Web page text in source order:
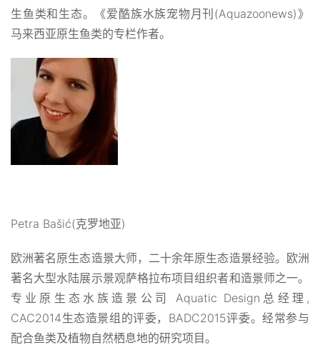
生鱼类和生态。《爱酷族水族宠物月刊(Aquazoonews)》
马来西亚原生鱼类的专栏作者。
Petra Bašić(克罗地亚)
欧洲著名原生态造景大师，二十余年原生态造景经验。欧洲
著名大型水陆展示景观萨格拉布项目组织者和造景师之一。
专业原生态水族造景公司 Aquatic Design总经理,
CAC2014生态造景组的评委，BADC2015评委。经常参与
配合鱼类及植物自然栖息地的研究项目。